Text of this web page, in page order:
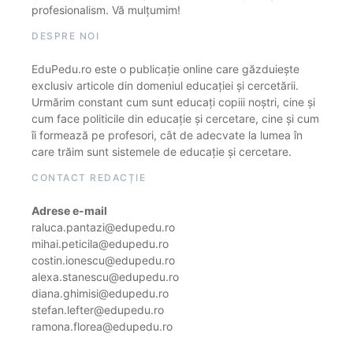
profesionalism. Vă mulțumim!
DESPRE NOI
EduPedu.ro este o publicație online care găzduiește
exclusiv articole din domeniul educației și cercetării.
Urmărim constant cum sunt educați copiii noștri, cine și
cum face politicile din educație și cercetare, cine și cum
îi formează pe profesori, cât de adecvate la lumea în
care trăim sunt sistemele de educație și cercetare.
CONTACT REDACȚIE
Adrese e-mail
raluca.pantazi@edupedu.ro
mihai.peticila@edupedu.ro
costin.ionescu@edupedu.ro
alexa.stanescu@edupedu.ro
diana.ghimisi@edupedu.ro
stefan.lefter@edupedu.ro
ramona.florea@edupedu.ro